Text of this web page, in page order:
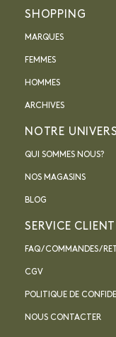
SHOPPING
MARQUES
FEMMES
HOMMES
ARCHIVES
NOTRE UNIVERS
QUI SOMMES NOUS?
NOS MAGASINS
BLOG
SERVICE CLIENT
FAQ / COMMANDES /
CGV
POLITIQUE DE
NOUS CONTACTER